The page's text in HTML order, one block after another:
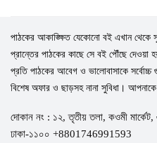
পাঠকের আকাঙ্ক্ষিত যেকোনো বই এখান
প্রান্তের পাঠকের কাছে সে বই পৌঁছে
প্রতি পাঠকের আবেগ ও ভালোবাসাকে
বিশেষ অফার ও ছাড়সহ নানা সুবিধা।
দোকান নং : ১২, তৃতীয় তলা, কওমী মার্কেট,
ঢাকা-১১০০ +8801746991593